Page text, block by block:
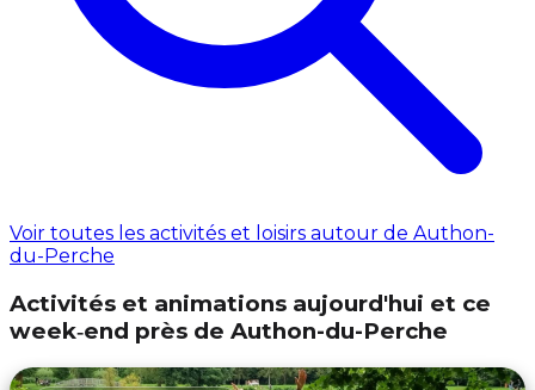
Voir toutes les activités et loisirs autour de Authon-
du-Perche
Activités et animations aujourd'hui et ce
week‑end près de Authon-du-Perche